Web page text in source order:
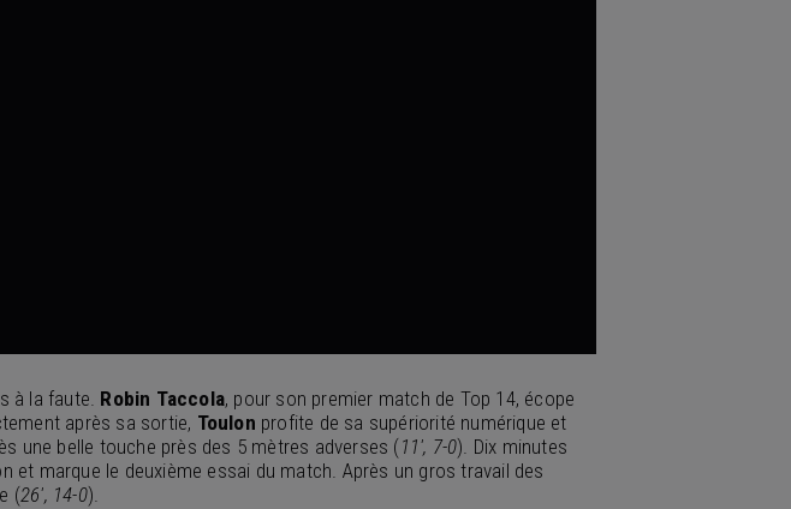
à la faute. Robin Taccola, pour son premier match de Top 14, écope
après sa sortie, Toulon profite de sa supériorité numérique et
une belle touche près des 5 mètres adverses (11′, 7-0). Dix minutes
et marque le deuxième essai du match. Après un gros travail des
(26′, 14-0).